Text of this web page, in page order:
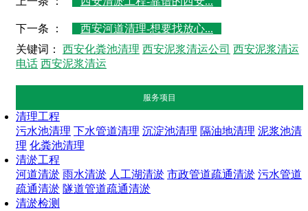
下一条 ：
西安河道清理-想要找放心...
关键词： 西安化粪池清理 西安泥浆清运公司 西安泥浆清运
电话 西安泥浆清运
服务项目
清理工程
污水池清理 下水管道清理 沉淀池清理 隔油地清理 泥浆池清
理 化粪池清理
清淤工程
河道清淤 雨水清淤 人工湖清淤 市政管道疏通清淤 污水管道
疏通清淤 隧道管道疏通清淤
清淤检测